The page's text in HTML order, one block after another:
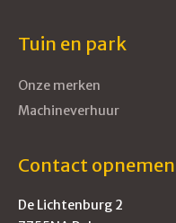
Tuin en park
Onze merken
Machineverhuur
Contact opnemen
De Lichtenburg 2